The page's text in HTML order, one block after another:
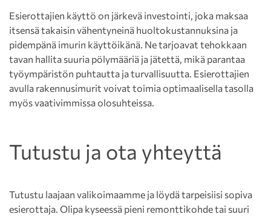
Esierottajien käyttö on järkevä investointi, joka maksaa
itsensä takaisin vähentyneinä huoltokustannuksina ja
pidempänä imurin käyttöikänä. Ne tarjoavat tehokkaan
tavan hallita suuria pölymääriä ja jätettä, mikä parantaa
työympäristön puhtautta ja turvallisuutta. Esierottajien
avulla rakennusimurit voivat toimia optimaalisella tasolla
myös vaativimmissa olosuhteissa.
Tutustu ja ota yhteyttä
Tutustu laajaan valikoimaamme ja löydä tarpeisiisi sopiva
esierottaja. Olipa kyseessä pieni remonttikohde tai suuri